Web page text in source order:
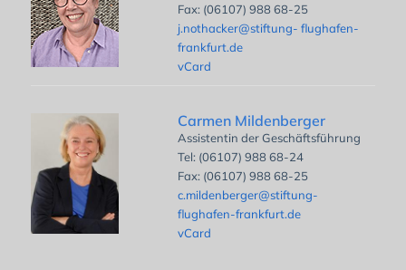
Fax: (06107) 988 68-25
j.nothacker@stiftung- flughafen-
frankfurt.de
vCard
Carmen Mildenberger
Assistentin der Geschäftsführung
Tel: (06107) 988 68-24
Fax: (06107) 988 68-25
c.mildenberger@stiftung-
flughafen-frankfurt.de
vCard